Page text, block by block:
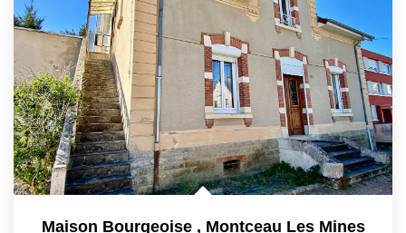
CONTACT
MES ACCÈS
Extranet Gestion
Mon Compte Transaction
Maison Bourgeoise , Montceau Les Mines